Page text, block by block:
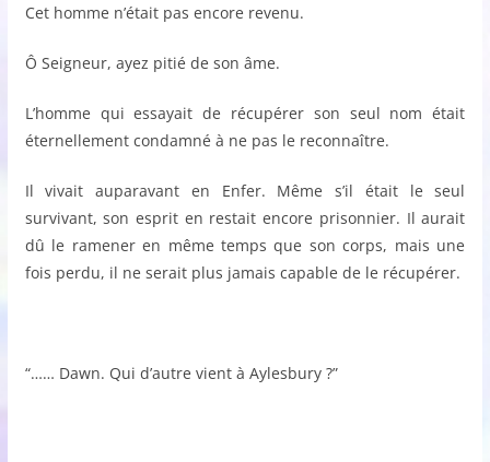
Cet homme n’était pas encore revenu.
Ô Seigneur, ayez pitié de son âme.
L’homme qui essayait de récupérer son seul nom était
éternellement condamné à ne pas le reconnaître.
Il vivait auparavant en Enfer. Même s’il était le seul
survivant, son esprit en restait encore prisonnier. Il aurait
dû le ramener en même temps que son corps, mais une
fois perdu, il ne serait plus jamais capable de le récupérer.
“…… Dawn. Qui d’autre vient à Aylesbury ?”